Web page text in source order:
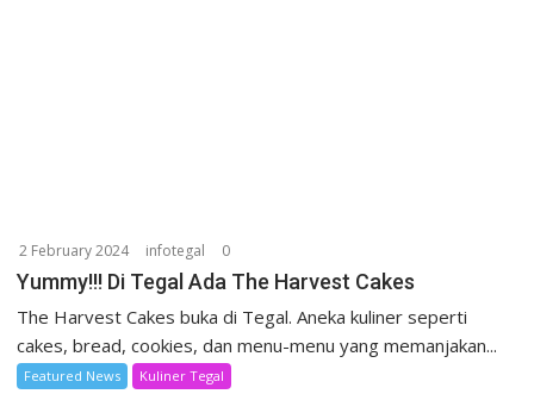
2 February 2024 infotegal 0
Yummy!!! Di Tegal Ada The Harvest Cakes
The Harvest Cakes buka di Tegal. Aneka kuliner seperti
cakes, bread, cookies, dan menu-menu yang memanjakan...
Featured News Kuliner Tegal